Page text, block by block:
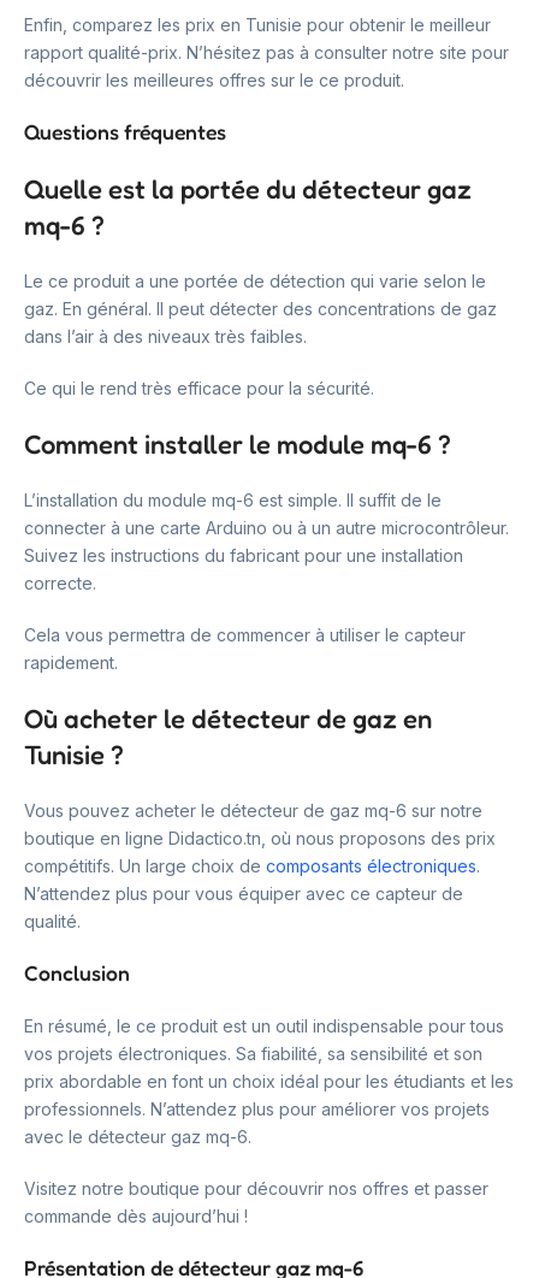
Enfin, comparez les prix en Tunisie pour obtenir le meilleur
rapport qualité-prix. N’hésitez pas à consulter notre site pour
découvrir les meilleures offres sur le ce produit.
Questions fréquentes
Quelle est la portée du détecteur gaz
mq-6 ?
Le ce produit a une portée de détection qui varie selon le
gaz. En général. Il peut détecter des concentrations de gaz
dans l’air à des niveaux très faibles.
Ce qui le rend très efficace pour la sécurité.
Comment installer le module mq-6 ?
L’installation du module mq-6 est simple. Il suffit de le
connecter à une carte Arduino ou à un autre microcontrôleur.
Suivez les instructions du fabricant pour une installation
correcte.
Cela vous permettra de commencer à utiliser le capteur
rapidement.
Où acheter le détecteur de gaz en
Tunisie ?
Vous pouvez acheter le détecteur de gaz mq-6 sur notre
boutique en ligne Didactico.tn, où nous proposons des prix
compétitifs. Un large choix de composants électroniques.
N’attendez plus pour vous équiper avec ce capteur de
qualité.
Conclusion
En résumé, le ce produit est un outil indispensable pour tous
vos projets électroniques. Sa fiabilité, sa sensibilité et son
prix abordable en font un choix idéal pour les étudiants et les
professionnels. N’attendez plus pour améliorer vos projets
avec le détecteur gaz mq-6.
Visitez notre boutique pour découvrir nos offres et passer
commande dès aujourd’hui !
Présentation de détecteur gaz mq-6